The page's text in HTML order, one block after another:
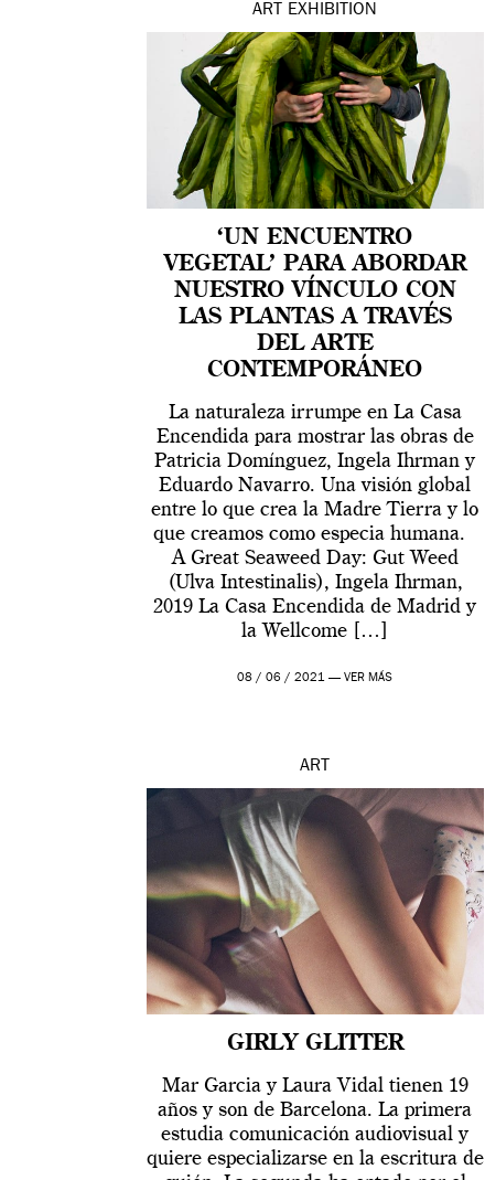
ART EXHIBITION
‘UN ENCUENTRO
VEGETAL’ PARA ABORDAR
NUESTRO VÍNCULO CON
LAS PLANTAS A TRAVÉS
DEL ARTE
CONTEMPORÁNEO
La naturaleza irrumpe en La Casa
Encendida para mostrar las obras de
Patricia Domínguez, Ingela Ihrman y
Eduardo Navarro. Una visión global
entre lo que crea la Madre Tierra y lo
que creamos como especia humana.
A Great Seaweed Day: Gut Weed
(Ulva Intestinalis), Ingela Ihrman,
2019 La Casa Encendida de Madrid y
la Wellcome […]
08 / 06 / 2021 —VER MÁS
ART
GIRLY GLITTER
Mar Garcia y Laura Vidal tienen 19
años y son de Barcelona. La primera
estudia comunicación audiovisual y
quiere especializarse en la escritura de